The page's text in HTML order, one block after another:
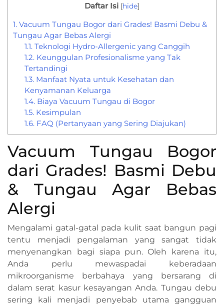
Daftar Isi [hide]
1. Vacuum Tungau Bogor dari Grades! Basmi Debu &
Tungau Agar Bebas Alergi
1.1.Teknologi Hydro-Allergenic yang Canggih
1.2.Keunggulan Profesionalisme yang Tak
Tertandingi
1.3.Manfaat Nyata untuk Kesehatan dan
Kenyamanan Keluarga
1.4.Biaya Vacuum Tungau di Bogor
1.5.Kesimpulan
1.6.FAQ (Pertanyaan yang Sering Diajukan)
Vacuum Tungau Bogor
dari Grades! Basmi Debu
& Tungau Agar Bebas
Alergi
Mengalami gatal-gatal pada kulit saat bangun pagi
tentu menjadi pengalaman yang sangat tidak
menyenangkan bagi siapa pun. Oleh karena itu,
Anda perlu mewaspadai keberadaan
mikroorganisme berbahaya yang bersarang di
dalam serat kasur kesayangan Anda. Tungau debu
sering kali menjadi penyebab utama gangguan